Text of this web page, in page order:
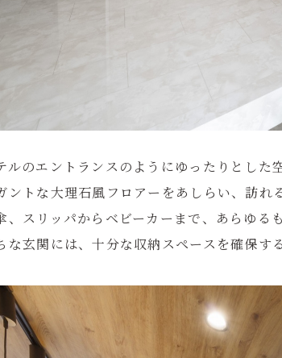
ルのエントランスのようにゆったりとした
ントな大理石風フロアーをあしらい、訪れ
、スリッパからベビーカーまで、あらゆ
な玄関には、十分な収納スペースを確保